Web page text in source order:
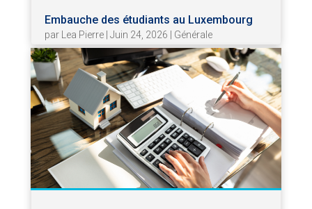
Embauche des étudiants au Luxembourg
par Lea Pierre| Juin 24, 2026 Générale